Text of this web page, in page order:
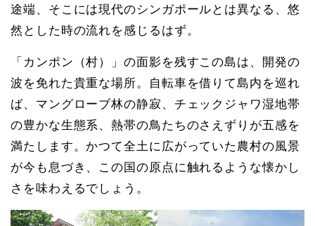
途端、そこには現代のシンガポールとは異なる、悠
然とした時の流れを感じるはず。
「カンポン（村）」の面影を残すこの島は、開発の
波を免れた貴重な場所。自転車を借りて島内を巡れ
ば、マングローブ林の静寂、チェックジャワ湿地帯
の豊かな生態系、熱帯の鳥たちのさえずりが五感を
満たします。かつて全土に広がっていた農村の風景
が今も息づき、この国の原点に触れるような懐かし
さを味わえるでしょう。